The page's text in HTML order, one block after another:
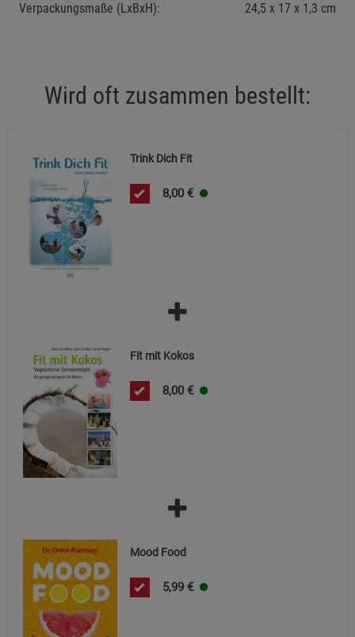
Verpackungsmaße (LxBxH): 24,5 17 1,3 cm
Wird oft zusammen bestellt:
Trink Dich Fit
8,00 €
Fit mit Kokos
8,00 €
Mood Food
5,99 €
Statistik Cookies (2)
Beschreibung Statistik Cookies
Marketing Cookies (3)